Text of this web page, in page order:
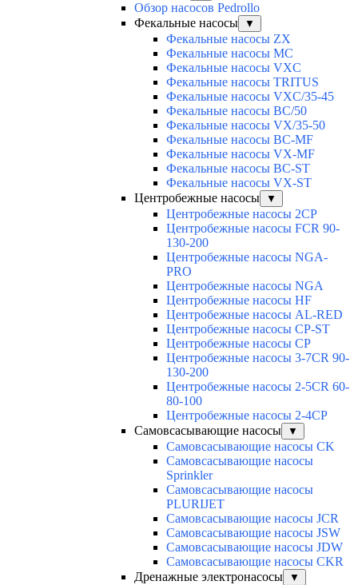
Обзор насосов Pedrollo
Фекальные насосы
▼
Фекальные насосы ZX
Фекальные насосы MC
Фекальные насосы VXC
Фекальные насосы TRITUS
Фекальные насосы VXC/35-45
Фекальные насосы BC/50
Фекальные насосы VX/35-50
Фекальные насосы BC-MF
Фекальные насосы VX-MF
Фекальные насосы BC-ST
Фекальные насосы VX-ST
Центробежные насосы
▼
Центробежные насосы 2CP
Центробежные насосы FCR 90-
130-200
Центробежные насосы NGA-
PRO
Центробежные насосы NGA
Центробежные насосы HF
Центробежные насосы AL-RED
Центробежные насосы CP-ST
Центробежные насосы CP
Центробежные насосы 3-7CR 90-
130-200
Центробежные насосы 2-5CR 60-
80-100
Центробежные насосы 2-4CP
Самовсасывающие насосы
▼
Самовсасывающие насосы CK
Самовсасывающие насосы
Sprinkler
Самовсасывающие насосы
PLURIJET
Самовсасывающие насосы JCR
Самовсасывающие насосы JSW
Самовсасывающие насосы JDW
Самовсасывающие насосы CKR
Дренажные электронасосы
▼